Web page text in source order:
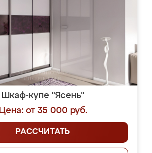
Шкаф-купе "Ясень"
Цена: от 35 000 руб.
РАССЧИТАТЬ